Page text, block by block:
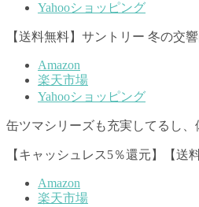
Yahooショッピング
【送料無料】サントリー 冬の交
Amazon
楽天市場
Yahooショッピング
缶ツマシリーズも充実してるし
【キャッシュレス5％還元】
Amazon
楽天市場